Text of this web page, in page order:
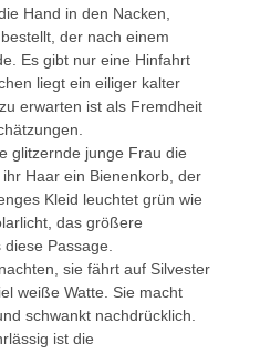
Hand in den Nacken,
der nach einem
Es gibt nur eine Hinfahrt
liegt ein eiliger kalter
erwarten ist als Fremdheit
glitzernde junge Frau die
Haar ein Bienenkorb, der
Kleid leuchtet grün wie
das größere
Passage.
sie fährt auf Silvester
weiße Watte. Sie macht
schwankt nachdrücklich.
ist die